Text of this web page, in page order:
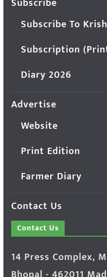
Subscribe To
Subscription
Diary 2026
Advertise
Website
Print Edition
Farmer Diary
Contact Us
Contact Us
14 Press Complex,